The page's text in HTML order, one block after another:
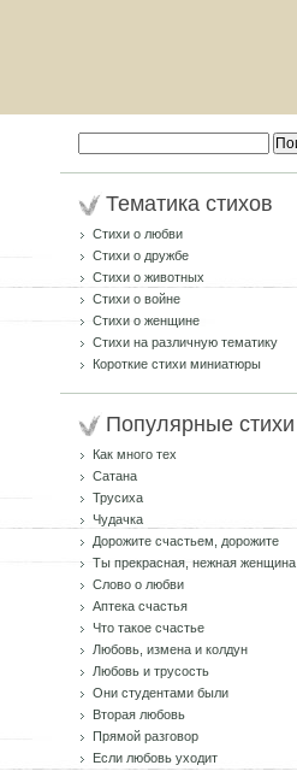
Тематика стихов
Стихи о любви
Стихи о дружбе
Стихи о животных
Стихи о войне
Стихи о женщине
Стихи на различную тематику
Короткие стихи миниатюры
Популярные стихи
Как много тех
Сатана
Трусиха
Чудачка
Дорожите счастьем, дорожите
Ты прекрасная, нежная женщина
Слово о любви
Аптека счастья
Что такое счастье
Любовь, измена и колдун
Любовь и трусость
Они студентами были
Вторая любовь
Прямой разговор
Если любовь уходит